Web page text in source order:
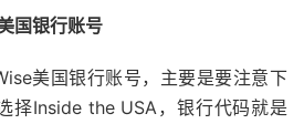
国银行账号
美国银行账号，主要是要注意下
择Inside the USA，银行代码就是